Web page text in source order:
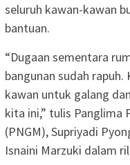
seluruh kawan-kawan
bantuan.
“Dugaan sementara
bangunan sudah
kawan untuk galang
kita ini,” tulis Panglima
(PNGM), Supriyadi
Isnaini Marzuki dalam